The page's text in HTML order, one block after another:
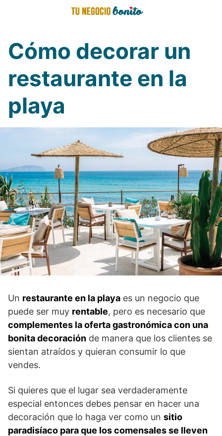
Cómo decorar un
restaurante en la
playa
Un restaurante en la playa es un negocio que
puede ser muy rentable, pero es necesario que
complementes la oferta gastronómica con una
bonita decoración de manera que los clientes se
sientan atraídos y quieran consumir lo que
vendes.
Si quieres que el lugar sea verdaderamente
especial entonces debes pensar en hacer una
decoración que lo haga ver como un sitio
paradisíaco para que los comensales se lleven